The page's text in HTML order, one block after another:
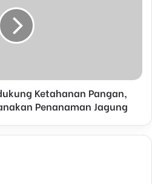
Ketahanan Pangan,
Penanaman Jagung